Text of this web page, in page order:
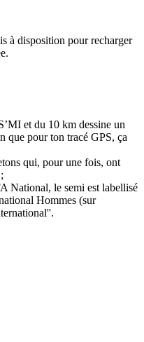
à disposition pour recharger
et du 10 km dessine un
que pour ton tracé GPS, ça
qui, pour une fois, ont
National, le semi est labellisé
Hommes (sur